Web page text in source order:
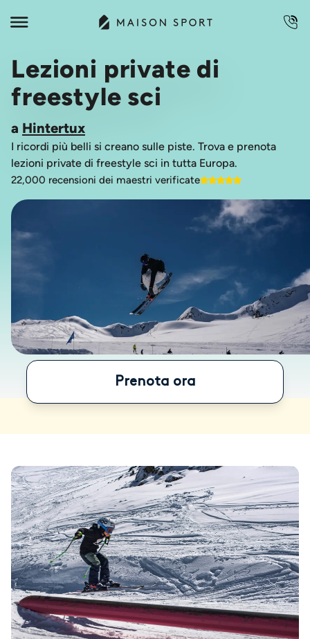
Lezioni private di
freestyle sci
a Hintertux
I ricordi più belli si creano sulle piste. Trova e prenota
lezioni private di freestyle sci in tutta Europa.
22,000 recensioni dei maestri verificate
Prenota ora